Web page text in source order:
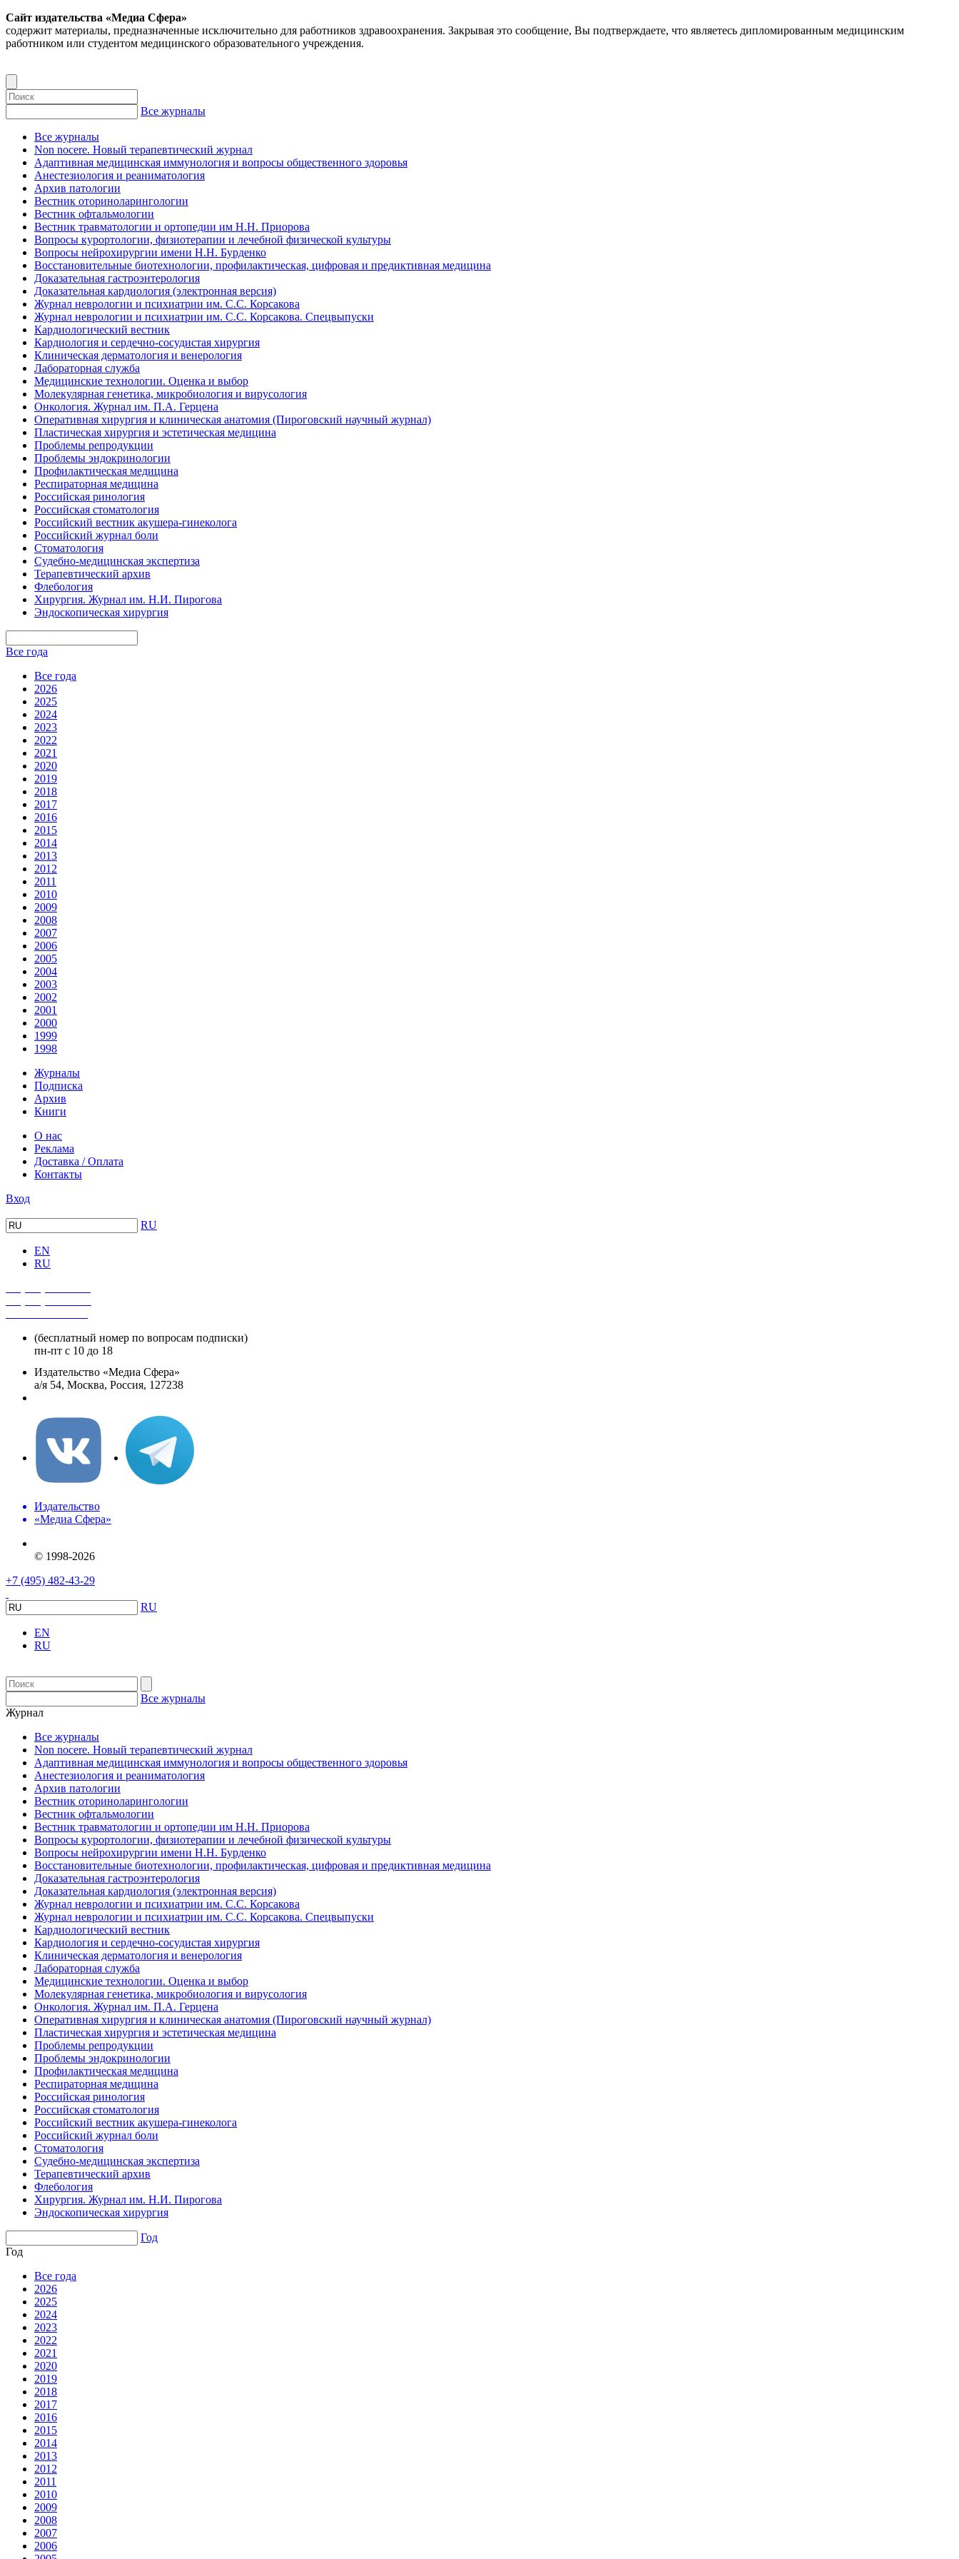
Сайт издательства «Медиа Сфера»
содержит материалы, предназначенные исключительно для работников здравоохранения. Закрывая это сообщение, Вы подтверждаете, что являетесь дипломированным медицинским
работником или студентом медицинского образовательного учреждения.
Все журналы
Все журналы
Non nocere. Новый терапевтический журнал
Адаптивная медицинская иммунология и вопросы общественного здоровья
Анестезиология и реаниматология
Архив патологии
Вестник оториноларингологии
Вестник офтальмологии
Вестник травматологии и ортопедии им Н.Н. Приорова
Вопросы курортологии, физиотерапии и лечебной физической культуры
Вопросы нейрохирургии имени Н.Н. Бурденко
Восстановительные биотехнологии, профилактическая, цифровая и предиктивная медицина
Доказательная гастроэнтерология
Доказательная кардиология (электронная версия)
Журнал неврологии и психиатрии им. С.С. Корсакова
Журнал неврологии и психиатрии им. С.С. Корсакова. Спецвыпуски
Кардиологический вестник
Кардиология и сердечно-сосудистая хирургия
Клиническая дерматология и венерология
Лабораторная служба
Медицинские технологии. Оценка и выбор
Молекулярная генетика, микробиология и вирусология
Онкология. Журнал им. П.А. Герцена
Оперативная хирургия и клиническая анатомия (Пироговский научный журнал)
Пластическая хирургия и эстетическая медицина
Проблемы репродукции
Проблемы эндокринологии
Профилактическая медицина
Респираторная медицина
Российская ринология
Российская стоматология
Российский вестник акушера-гинеколога
Российский журнал боли
Стоматология
Судебно-медицинская экспертиза
Терапевтический архив
Флебология
Хирургия. Журнал им. Н.И. Пирогова
Эндоскопическая хирургия
Все года
Все года
2026
2025
2024
2023
2022
2021
2020
2019
2018
2017
2016
2015
2014
2013
2012
2011
2010
2009
2008
2007
2006
2005
2004
2003
2002
2001
2000
1999
1998
Журналы
Подписка
Архив
Книги
О нас
Реклама
Доставка / Оплата
Контакты
Вход
RU
EN
RU
(бесплатный номер по вопросам подписки)
пн-пт с 10 до 18
Издательство «Медиа Сфера»
а/я 54, Москва, Россия, 127238
Издательство
«Медиа Сфера»
© 1998-2026
+7 (495) 482-43-29
RU
EN
RU
Все журналы
Журнал
Все журналы
Non nocere. Новый терапевтический журнал
Адаптивная медицинская иммунология и вопросы общественного здоровья
Анестезиология и реаниматология
Архив патологии
Вестник оториноларингологии
Вестник офтальмологии
Вестник травматологии и ортопедии им Н.Н. Приорова
Вопросы курортологии, физиотерапии и лечебной физической культуры
Вопросы нейрохирургии имени Н.Н. Бурденко
Восстановительные биотехнологии, профилактическая, цифровая и предиктивная медицина
Доказательная гастроэнтерология
Доказательная кардиология (электронная версия)
Журнал неврологии и психиатрии им. С.С. Корсакова
Журнал неврологии и психиатрии им. С.С. Корсакова. Спецвыпуски
Кардиологический вестник
Кардиология и сердечно-сосудистая хирургия
Клиническая дерматология и венерология
Лабораторная служба
Медицинские технологии. Оценка и выбор
Молекулярная генетика, микробиология и вирусология
Онкология. Журнал им. П.А. Герцена
Оперативная хирургия и клиническая анатомия (Пироговский научный журнал)
Пластическая хирургия и эстетическая медицина
Проблемы репродукции
Проблемы эндокринологии
Профилактическая медицина
Респираторная медицина
Российская ринология
Российская стоматология
Российский вестник акушера-гинеколога
Российский журнал боли
Стоматология
Судебно-медицинская экспертиза
Терапевтический архив
Флебология
Хирургия. Журнал им. Н.И. Пирогова
Эндоскопическая хирургия
Год
Год
Все года
2026
2025
2024
2023
2022
2021
2020
2019
2018
2017
2016
2015
2014
2013
2012
2011
2010
2009
2008
2007
2006